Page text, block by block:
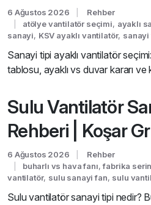
6 Ağustos 2026
Rehber
atölye vantilatör seçimi, ayaklı
sanayi, KSV ayaklı vantilatör, sanayi
Sanayi tipi ayaklı vantilatör
tablosu, ayaklı vs duvar kararı ve
Sulu Vantilatör
Rehberi | Koşar
6 Ağustos 2026
Rehber
buharlı vs hava fanı,fabrika
vantilatör, sulu sanayi fan, sulu
Sulu vantilatör sanayi tipi nedir?